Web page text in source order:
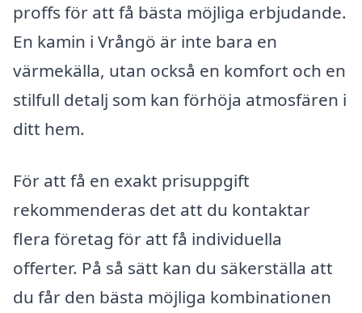
proffs för att få bästa möjliga erbjudande.
En kamin i Vrångö är inte bara en
värmekälla, utan också en komfort och en
stilfull detalj som kan förhöja atmosfären i
ditt hem.
För att få en exakt prisuppgift
rekommenderas det att du kontaktar
flera företag för att få individuella
offerter. På så sätt kan du säkerställa att
du får den bästa möjliga kombinationen